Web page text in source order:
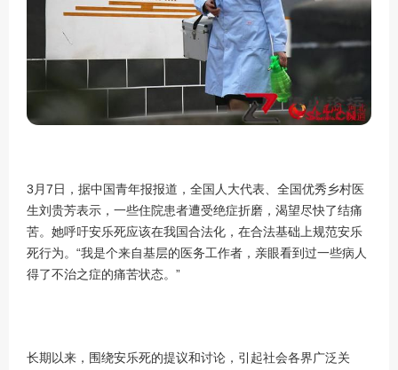
3月7日，据中国青年报报道，全国人大代表、全国优秀乡村医
生刘贵芳表示，一些住院患者遭受绝症折磨，渴望尽快了结痛
苦。她呼吁安乐死应该在我国合法化，在合法基础上规范安乐
死行为。“我是个来自基层的医务工作者，亲眼看到过一些病人
得了不治之症的痛苦状态。”
长期以来，围绕安乐死的提议和讨论，引起社会各界广泛关